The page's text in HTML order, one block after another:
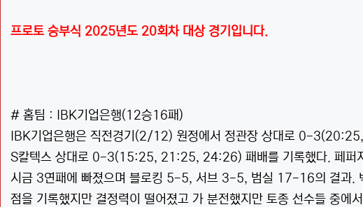
프로토 승부식 2025년도 20회차 대상 경기입니다.
# 홈팀 : IBK기업은행(12승16패)
IBK기업은행은 직전경기(2/12) 원정에서 정관장 상대로 0-
S칼텍스 상대로 0-3(15:25, 21:25, 24:26) 패배를 기록했다. 페퍼
시금 3연패에 빠졌으며 블로킹 5-5, 서브 3-5, 범실 17-16의 결과.
점을 기록했지만 결정력이 떨어졌고 가 분전했지만 토종 선수들 중에